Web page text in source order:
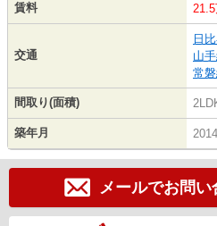
賃料 21.5
交通
日
山
常
間取り(面積)
築年月
メールでお問